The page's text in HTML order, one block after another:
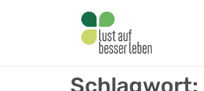
Schlagwort: